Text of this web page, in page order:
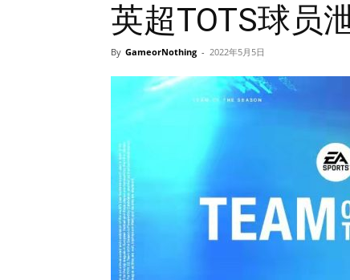
英超TOTS球员
By GameorNothing - 2022年5月5日